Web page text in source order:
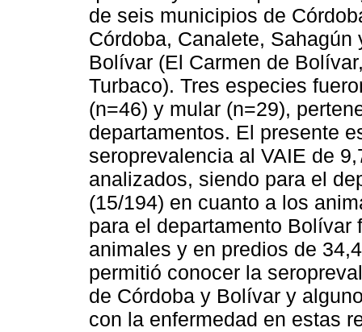
de seis municipios de
Córdoba, Canalete,
Bolívar (El Carmen de
Turbaco). Tres especies
(n=46) y mular (n=29),
departamentos. El presente
seroprevalencia al VAIE de
analizados, siendo para el
(15/194) en cuanto a los
para el departamento Bolívar
animales y en predios de
permitió conocer la
de Córdoba y Bolívar y
con la enfermedad en estas